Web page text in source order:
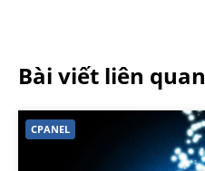
Bài viết liên quan
CPANEL